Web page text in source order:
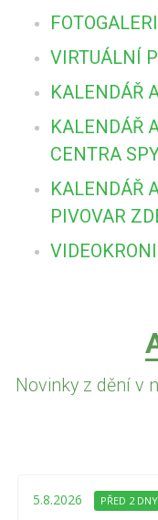
VIRTUÁLNÍ
KALENDÁŘ
KALENDÁŘ
CENTRA
KALENDÁŘ
PIVOVAR
Novinky z dění v
5.8.2026 PŘED 2 DNY